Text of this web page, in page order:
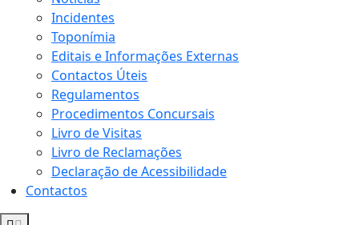
Incidentes
Toponímia
Editais e Informações Externas
Contactos Úteis
Regulamentos
Procedimentos Concursais
Livro de Visitas
Livro de Reclamações
Declaração de Acessibilidade
Contactos